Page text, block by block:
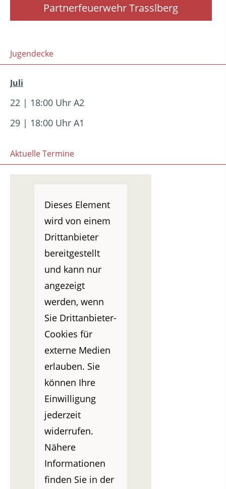
Partnerfeuerwehr Trasslberg
Jugendecke
Juli
22 | 18:00 Uhr A2
29 | 18:00 Uhr A1
Aktuelle Termine
Dieses Element
wird von einem
Drittanbieter
bereitgestellt
und kann nur
angezeigt
werden, wenn
Sie Drittanbieter-
Cookies für
externe Medien
erlauben. Sie
können Ihre
Einwilligung
jederzeit
widerrufen.
Nähere
Informationen
finden Sie in der